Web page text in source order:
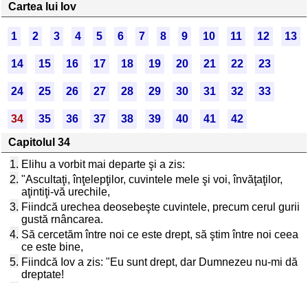
Cartea lui Iov
1 2 3 4 5 6 7 8 9 10 11 12 13
14 15 16 17 18 19 20 21 22 23
24 25 26 27 28 29 30 31 32 33
34 35 36 37 38 39 40 41
42
Capitolul 34
1. Elihu a vorbit mai departe şi a zis:
2. "Ascultaţi, înţelepţilor, cuvintele mele şi voi, învăţaţilor,
aţintiţi-vă urechile,
3. Fiindcă urechea deosebeşte cuvintele, precum cerul gurii
gustă rnâncarea.
4. Să cercetăm între noi ce este drept, să ştim între noi ceea
ce este bine,
5. Fiindcă Iov a zis: "Eu sunt drept, dar Dumnezeu nu-mi dă
dreptate!